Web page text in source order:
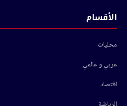
الأقسام
محليات
عربي و عالمي
اقتصاد